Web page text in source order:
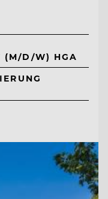
(M/D/W) HGA